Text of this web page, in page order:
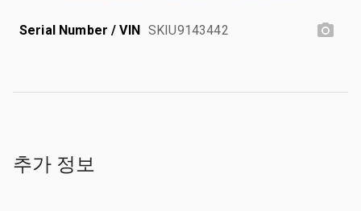
Serial Number / VIN SKIU9143442
추가 정보